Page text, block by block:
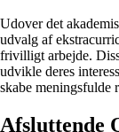
Udover det
udvalg af
frivilligt arbejde.
udvikle deres
skabe meningsfulde
Afsluttende